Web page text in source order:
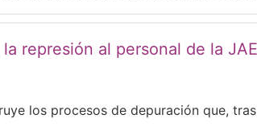
represión al personal de la
los procesos de depuración que,